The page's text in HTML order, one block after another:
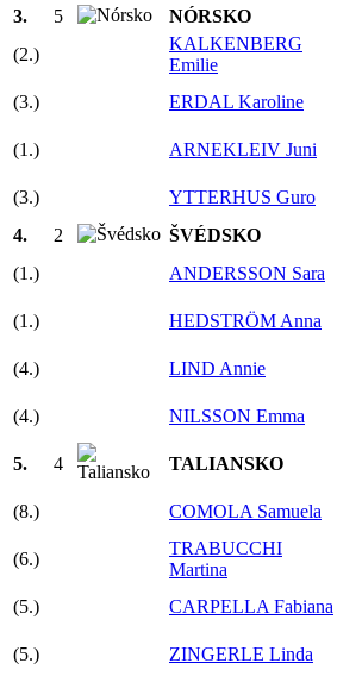
3.
5 NÓRSKO
(2.)
KALKENBERG
Emilie
(3.) ERDAL Karoline
(1.) ARNEKLEIV Juni
(3.) YTTERHUS Guro
4.
2 ŠVÉDSKO
(1.)
ANDERSSON Sara
(1.) HEDSTRÖM Anna
(4.) LIND Annie
(4.) NILSSON Emma
5. 4 TALIANSKO
(8.) COMOLA Samuela
(6.)
TRABUCCHI
Martina
(5.) CARPELLA Fabiana
(5.) ZINGERLE Linda